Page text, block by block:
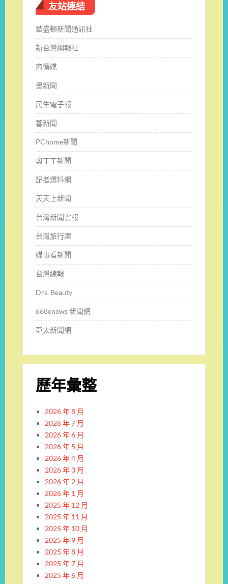
友站連結
華盛頓新聞通訊社
新台灣網報社
商傳媒
墨新聞
民生電子報
蕃新聞
PChome新聞
奧丁丁新聞
記者爆料網
天天上新聞
台灣新聞雲報
台灣旅行趣
媒事看新聞
台灣線報
Drs. Beauty
668enews 新聞網
亞太新聞網
歷年彙整
2026 年 8 月
2026 年 7 月
2026 年 6 月
2026 年 5 月
2026 年 4 月
2026 年 3 月
2026 年 2 月
2026 年 1 月
2025 年 12 月
2025 年 11 月
2025 年 10 月
2025 年 9 月
2025 年 8 月
2025 年 7 月
2025 年 6 月